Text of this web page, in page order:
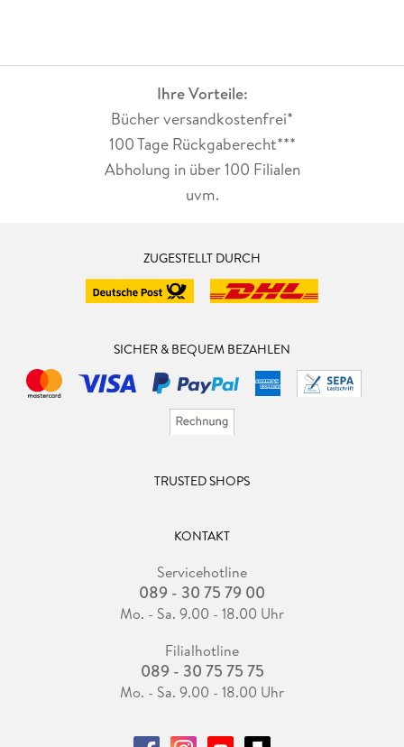
Ihre Vorteile:
Bücher versandkostenfrei*
100 Tage Rückgaberecht***
Abholung in über 100 Filialen
uvm.
ZUGESTELLT DURCH
SICHER & BEQUEM BEZAHLEN
TRUSTED SHOPS
KONTAKT
Servicehotline
089 - 30 75 79 00
Mo. - Sa. 9.00 - 18.00 Uhr
Filialhotline
089 - 30 75 75 75
Mo. - Sa. 9.00 - 18.00 Uhr